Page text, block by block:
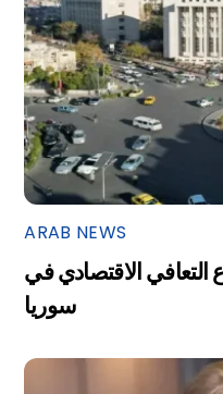
ARAB NEWS
التعافي الاقتصادي في
سوريا